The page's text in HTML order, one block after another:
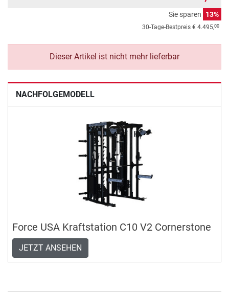
Sie sparen 13%
30-Tage-Bestpreis € 4.495,00
Dieser Artikel ist nicht mehr lieferbar
NACHFOLGEMODELL
Force USA Kraftstation C10 V2 Cornerstone
JETZT ANSEHEN